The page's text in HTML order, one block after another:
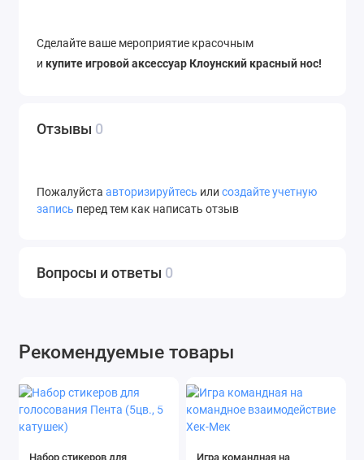
Сделайте ваше мероприятие красочным
и купите игровой аксессуар Клоунский красный нос!
Отзывы 0
Пожалуйста авторизируйтесь или создайте учетную
запись перед тем как написать отзыв
Вопросы и ответы 0
Рекомендуемые товары
Набор стикеров для
Игра командная на